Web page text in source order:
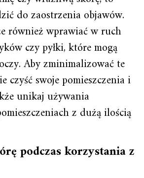
do zaostrzenia objawów.
również wprawiać w ruch
czy pyłki, które mogą
Aby zminimalizować te
czyść swoje pomieszczenia i
unikaj używania
z dużą ilością
podczas korzystania z